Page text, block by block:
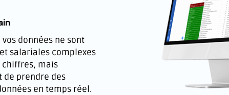
données ne sont
salariales complexes
chiffres, mais
de prendre des
en temps réel.